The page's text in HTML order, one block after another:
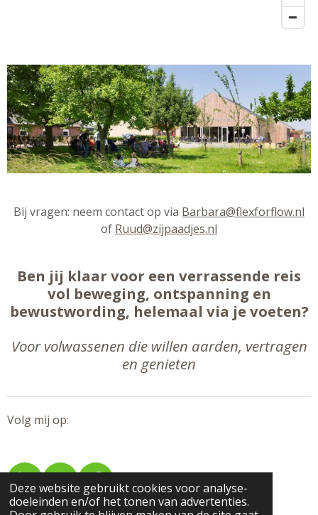
Deze website gebruikt cookies voor analyse-
doeleinden en/of het tonen van advertenties.
Bij vragen: neem contact op via Barbara@flexforflow.nl
of Ruud@zijpaadjes.nl
Ben jij klaar voor een verrassende reis
vol beweging, ontspanning en
bewustwording, helemaal via je voeten?
Voor volwassenen die willen aarden, vertragen
en genieten
Volg mij op:
L
i
I
n
F
a
2016 - 2025 Flex for flow Voetreflexpraktijk